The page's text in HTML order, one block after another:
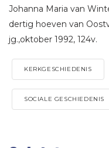
Johanna Maria van
dertig hoeven van
jg.,oktober 1992, 124v.
KERKGESCHIEDENIS
SOCIALE GESCHIEDENIS